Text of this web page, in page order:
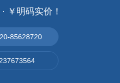
￥明码实价！
85628720